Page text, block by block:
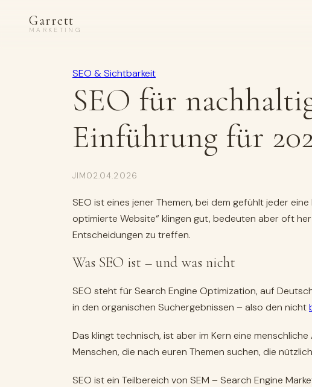
Garrett
MARKETING
SEO & Sichtbarkeit
SEO für
Einführung für
JIM02.04.2026
SEO ist eines jener Themen, bei dem gefühlt jeder
optimierte Website“ klingen gut, bedeuten aber oft
Entscheidungen zu treffen.
Was SEO ist – und was nicht
SEO steht für Search Engine Optimization, auf
in den organischen Suchergebnissen – also den nicht
Das klingt technisch, ist aber im Kern eine
Menschen, die nach euren Themen suchen, die
SEO ist ein Teilbereich von SEM – Search Engine